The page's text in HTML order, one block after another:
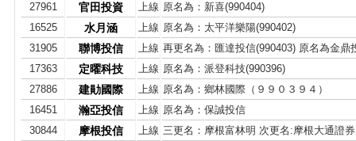
27961
官田投資 上線 原名為：新喜(990404)
16525
水月涵 上線 原名為：太平洋樂陽(990402)
31905
聯博投信 上線 再更名為：匯達投信(990403) 原名為金鼎
17363
定曜科技 上線 原名為：派登科技(990396)
27886
建勛國際 上線 原名為：鄉林國際（９９０３９４）
16451
瀚亞投信 上線 原名為：保誠投信
30844
摩根投信 上線 三更名：摩根富林明 次更名:摩根大通證